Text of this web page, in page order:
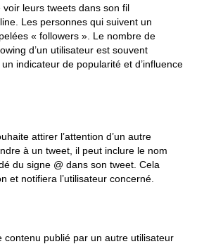
leurs tweets dans son fil
Les personnes qui suivent un
« followers ». Le nombre de
d’un utilisateur est souvent
indicateur de popularité et d’influence
attirer l’attention d’un autre
à un tweet, il peut inclure le nom
du signe @ dans son tweet. Cela
et notifiera l’utilisateur concerné.
contenu publié par un autre utilisateur